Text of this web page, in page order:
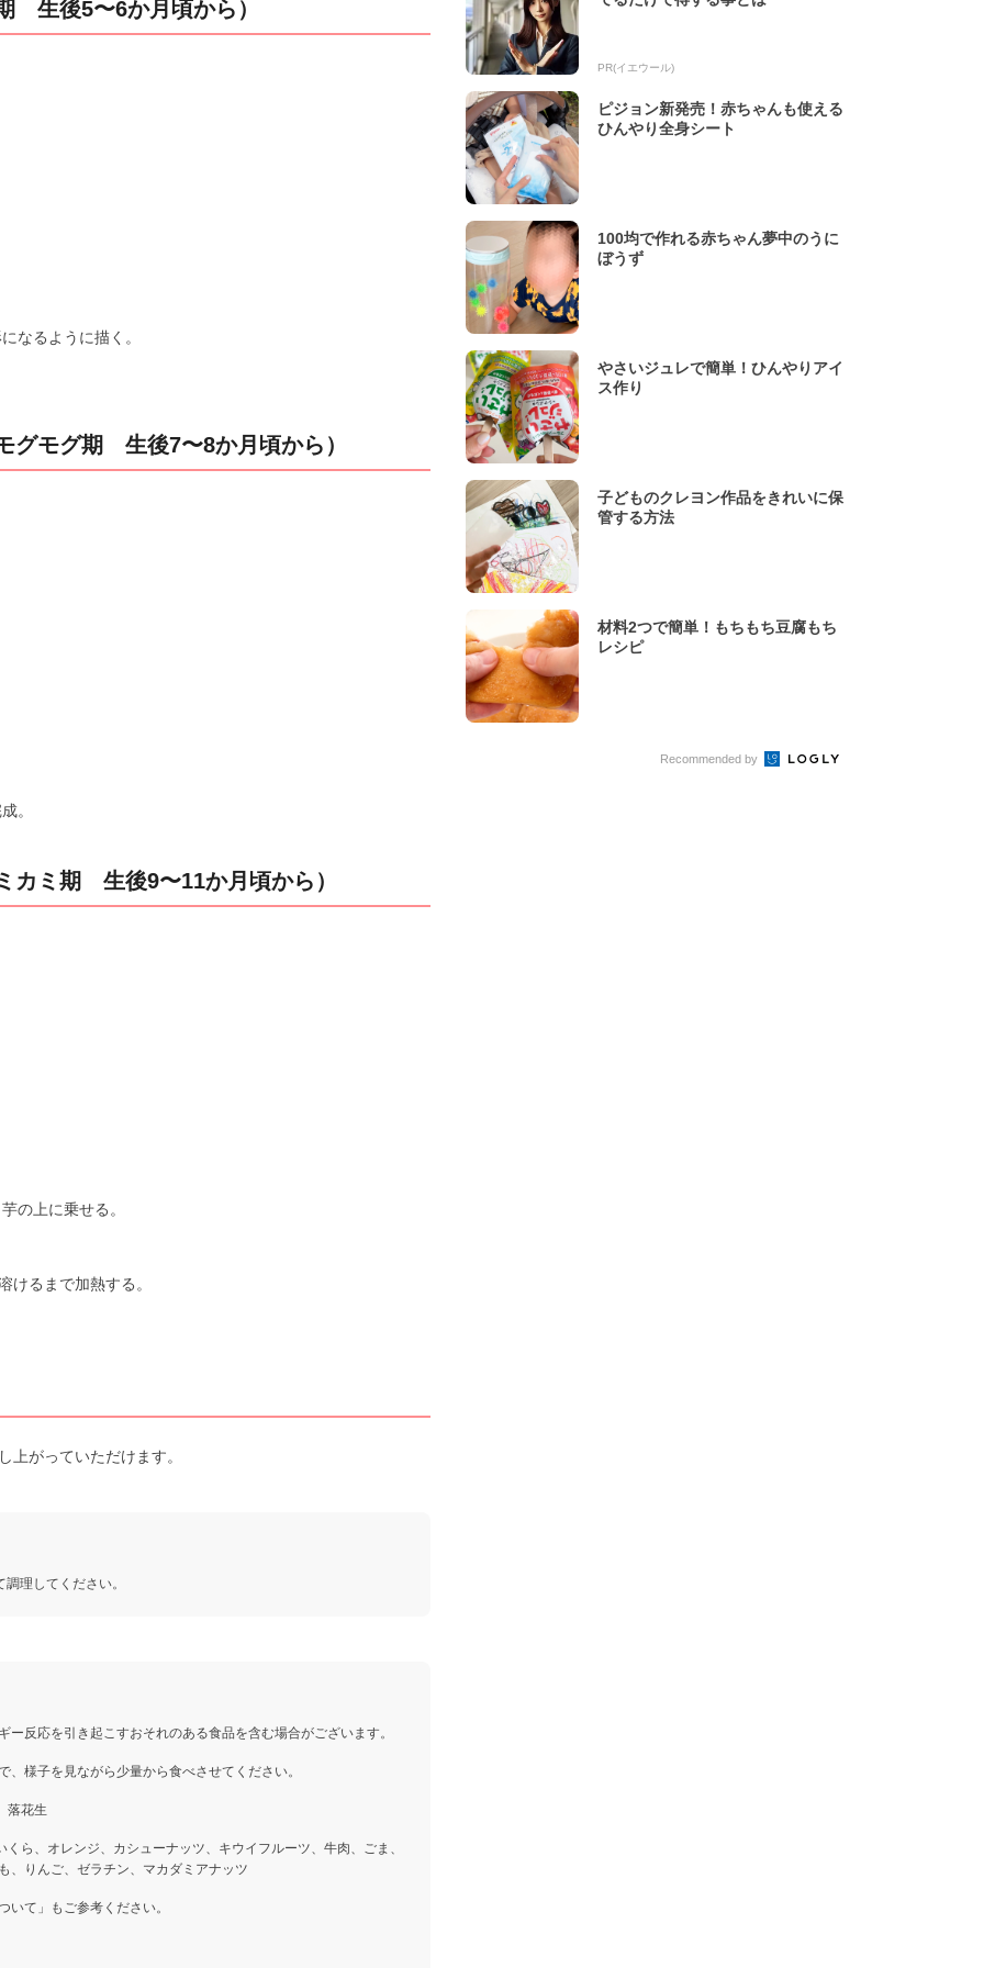
生後5〜6か月頃から）
なるように描く。
グモグ期 生後7〜8か月頃から）
。
カミ期 生後9〜11か月頃から）
の上に乗せる。
けるまで加熱する。
上がっていただけます。
理してください。
反応を引き起こすおそれのある食品を含む場合がございます。
様子を見ながら少量から食べさせてください。
落花生
ら、オレンジ、カシューナッツ、キウイフルーツ、牛肉、ごま、
、りんご、ゼラチン、マカダミアナッツ
て」もご参考ください。
PR(イエウール)
ピジョン新発売！赤ちゃんも使える
ひんやり全身シート
100均で作れる赤ちゃん夢中のうに
ぼうず
やさいジュレで簡単！ひんやりアイ
ス作り
子どものクレヨン作品をきれいに保
管する方法
材料2つで簡単！もちもち豆腐もち
レシピ
Recommended by